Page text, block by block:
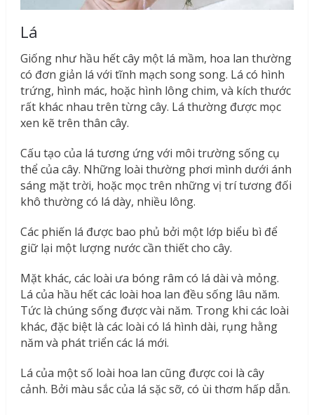
Lá
Giống như hầu hết cây một lá mầm, hoa lan thường
có đơn giản lá với tĩnh mạch song song. Lá có hình
trứng, hình mác, hoặc hình lông chim, và kích thước
rất khác nhau trên từng cây. Lá thường được mọc
xen kẽ trên thân cây.
Cấu tạo của lá tương ứng với môi trường sống cụ
thể của cây. Những loài thường phơi mình dưới ánh
sáng mặt trời, hoặc mọc trên những vị trí tương đối
khô thường có lá dày, nhiều lông.
Các phiến lá được bao phủ bởi một lớp biểu bì để
giữ lại một lượng nước cần thiết cho cây.
Mặt khác, các loài ưa bóng râm có lá dài và mỏng.
Lá của hầu hết các loài hoa lan đều sống lâu năm.
Tức là chúng sống được vài năm. Trong khi các loài
khác, đặc biệt là các loài có lá hình dài, rụng hằng
năm và phát triển các lá mới.
Lá của một số loài hoa lan cũng được coi là cây
cảnh. Bởi màu sắc của lá sặc sỡ, có ùi thơm hấp dẫn.